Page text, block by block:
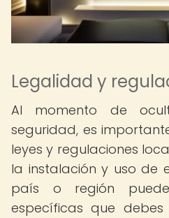
Legalidad y
Al momento de
seguridad, es
leyes y regulaciones
la instalación y uso de
país o región
específicas que